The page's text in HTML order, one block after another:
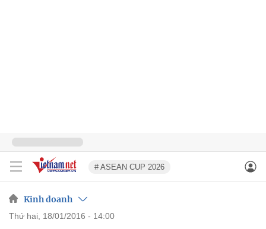
# ASEAN CUP 2026
Kinh doanh
thứ hai, 18/01/2016 - 14:00